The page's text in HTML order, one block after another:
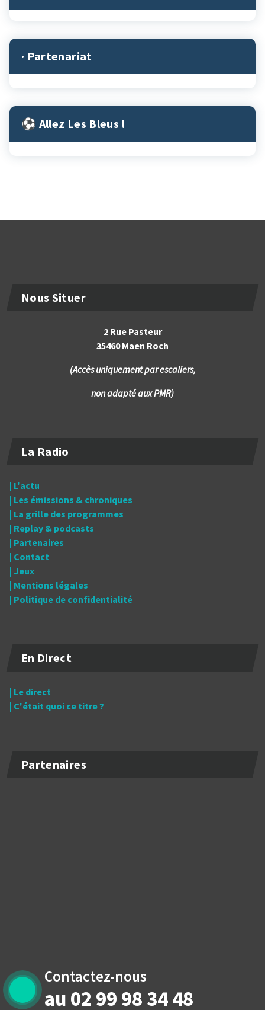
· Partenariat
⚽︎ Allez Les Bleus !
Nous Situer
2 Rue Pasteur
35460 Maen Roch
(Accès uniquement par escaliers,
non adapté aux PMR)
La Radio
| L'actu
| Les émissions & chroniques
| La grille des programmes
| Replay & podcasts
| Partenaires
| Contact
| Jeux
| Mentions légales
| Politique de confidentialité
En Direct
| Le direct
| C'était quoi ce titre ?
Partenaires
Contactez-nous
au 02 99 98 34 48